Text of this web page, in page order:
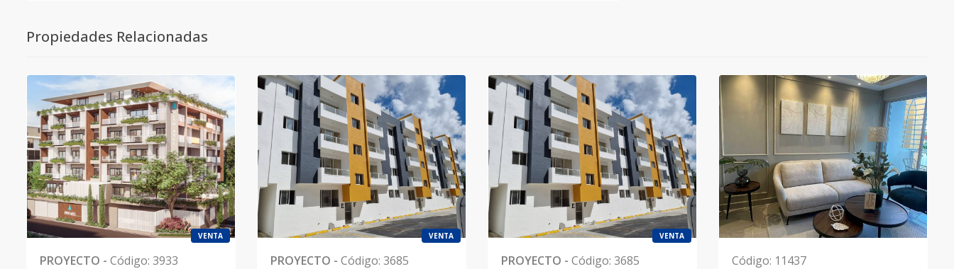
Propiedades Relacionadas
VENTA
PROYECTO - Código: 3933
VENTA
PROYECTO - Código: 3685
VENTA
PROYECTO - Código: 3685 Código: 11437